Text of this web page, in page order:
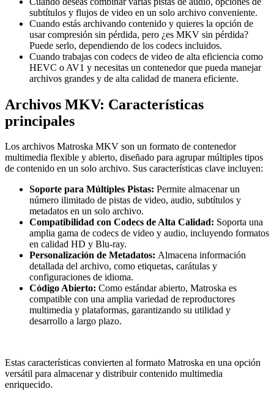
subtítulos y flujos de video en un solo archivo conveniente.
Cuando estás archivando contenido y quieres la opción de
usar compresión sin pérdida, pero ¿es MKV sin pérdida?
Puede serlo, dependiendo de los codecs incluidos.
Cuando trabajas con codecs de video de alta eficiencia como
HEVC o AV1 y necesitas un contenedor que pueda manejar
archivos grandes y de alta calidad de manera eficiente.
Archivos MKV: Características
principales
Los archivos Matroska MKV son un formato de contenedor
multimedia flexible y abierto, diseñado para agrupar múltiples tipos
de contenido en un solo archivo. Sus características clave incluyen:
Soporte para Múltiples Pistas: Permite almacenar un
número ilimitado de pistas de video, audio, subtítulos y
metadatos en un solo archivo.
Compatibilidad con Codecs de Alta Calidad: Soporta una
amplia gama de codecs de video y audio, incluyendo formatos
en calidad HD y Blu-ray.
Personalización de Metadatos: Almacena información
detallada del archivo, como etiquetas, carátulas y
configuraciones de idioma.
Código Abierto: Como estándar abierto, Matroska es
compatible con una amplia variedad de reproductores
multimedia y plataformas, garantizando su utilidad y
desarrollo a largo plazo.
Estas características convierten al formato Matroska en una opción
versátil para almacenar y distribuir contenido multimedia
enriquecido.